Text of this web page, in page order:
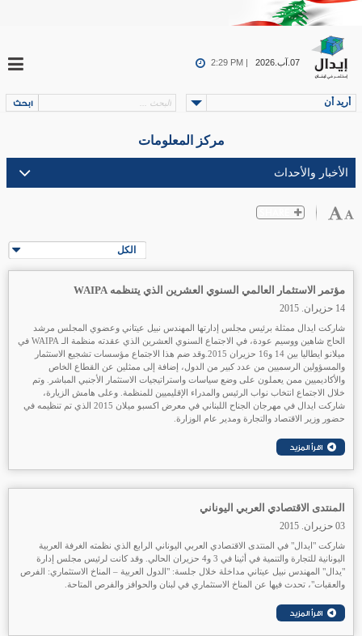
07.آب.2026 2:29 PM |
أريد أن
مركز المعلومات
الكل
مؤتمر الاستثمار العالمي السنوي العشرين الذي يتنظمه WAIPA
14 حزيران. 2015
شاركت ايدال ممثلة برئيس مجلس إدارتها المهندس نبيل عيتاني وعضوي المجلس مرشد
الحاج شاهين ووسيم عودة، في الاجتماع السنوي العشرين الذي عقدته منظمة الـ WAIPA في
ميلانو ايطاليا بين 14 و16 حزيران 2015.وقد ضم هذا الاجتماع مؤسسات تشجيع الاستثمار
والمسؤولين الرسميين من عدد كبير من الدول، إضافة إلى ممثلين عن القطاع الخاص
والأكاديميين ممن يعملون على وضع سياسات واستراتيجيات الاستثمار الأجنبي المباشر. وتم
خلال الاجتماع انتخاب نواب الرئيس والمدراء الإقليميين للمنظمة. وعلى هامش الزيارة،
شاركت ايدال في مهرجان الجناح اللبناني في معرض اكسبو ميلان 2015 الذي تم تنظيمه في
حضور وزير الاقتصاد والتجارة ومدير عام الوزارة.
المنتدى الاقتصادي العربي اليوناني
03 حزيران. 2015
شاركت "ايدال" في المنتدى الاقتصادي العربي اليوناني الرابع الذي نظمته الغرفة العربية
اليونانية للتجارة والتنمية في أثينا في 3 و4 حزيران الحالي. وقد كانت لرئيس مجلس إدارة
"يدال" المهندس نبيل عيتاني مداخلة خلال جلسة: "الدول العربية – المناخ الاستثماري: الفرص
والعقبات"، تحدث فيها عن المناخ الاستثماري في لبنان والحوافز والفرص المتاحة.